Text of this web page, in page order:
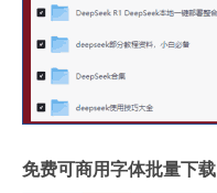
免费可商用字体批量下载